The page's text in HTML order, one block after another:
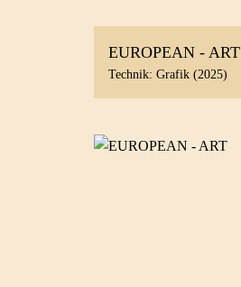
EUROPEAN - ART
Technik: Grafik (2025)